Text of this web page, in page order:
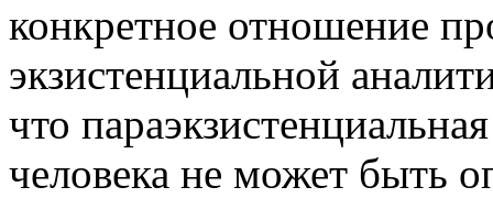
конкретное отношение
экзистенциальной
что
человека не может быть